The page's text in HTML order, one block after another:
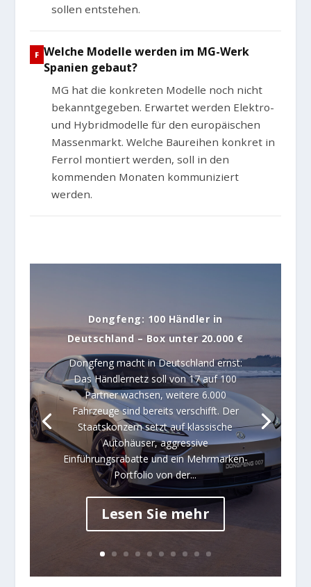
sollen entstehen.
Welche Modelle werden im MG-Werk
Spanien gebaut?
MG hat die konkreten Modelle noch nicht
bekanntgegeben. Erwartet werden Elektro-
und Hybridmodelle für den europäischen
Massenmarkt. Welche Baureihen konkret in
Ferrol montiert werden, soll in den
kommenden Monaten kommuniziert
werden.
Dongfeng: 100 Händler in
Deutschland – Box unter 20.000 €
Dongfeng macht in Deutschland ernst:
Das Händlernetz soll von 17 auf 100
Partner wachsen, weitere 6.000
Fahrzeuge sind bereits verschifft. Der
Staatskonzern setzt auf klassische
Autohäuser, aggressive
Einführungsrabatte und ein Mehrmarken-
Portfolio von der...
Lesen Sie mehr